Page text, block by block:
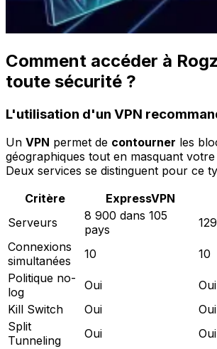
Comment accéder à
toute sécurité ?
L'utilisation d'un VPN
Un VPN permet de contourner les
géographiques tout en masquant
Deux services se distinguent pour ce
Critère
ExpressVPN
Serveurs
8 900 dans 105
pays
Connexions
simultanées
10
10
Politique no-
log
Oui
Oui
Kill Switch
Oui
Oui
Split
Tunneling
Oui
Oui